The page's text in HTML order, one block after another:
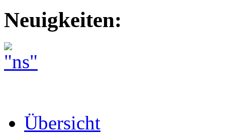
Neuigkeiten:
Übersicht